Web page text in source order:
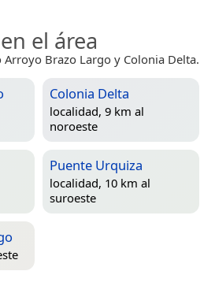
el área
Brazo Largo y Colonia Delta.
Colonia Delta
localidad, 9 km al
noroeste
Puente Urquiza
localidad, 10 km al
suroeste